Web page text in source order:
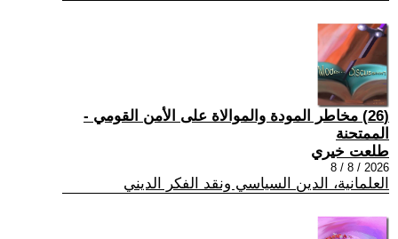
(26) مخاطر المودة والموالاة على الأمن القومي -
الممتحنة
طلعت خيري
2026 / 8 / 8
العلمانية، الدين السياسي ونقد الفكر الديني